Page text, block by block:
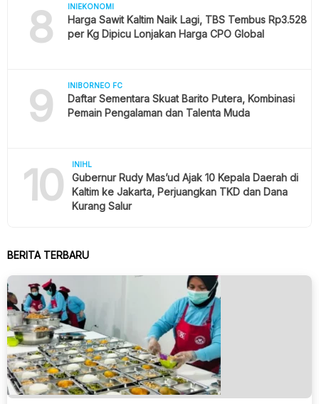
8 INIEKONOMI
Harga Sawit Kaltim Naik Lagi, TBS Tembus Rp3.528
per Kg Dipicu Lonjakan Harga CPO Global
9 INIBORNEO FC
Daftar Sementara Skuat Barito Putera, Kombinasi
Pemain Pengalaman dan Talenta Muda
10 INIHL
Gubernur Rudy Mas’ud Ajak 10 Kepala Daerah di
Kaltim ke Jakarta, Perjuangkan TKD dan Dana
Kurang Salur
BERITA TERBARU